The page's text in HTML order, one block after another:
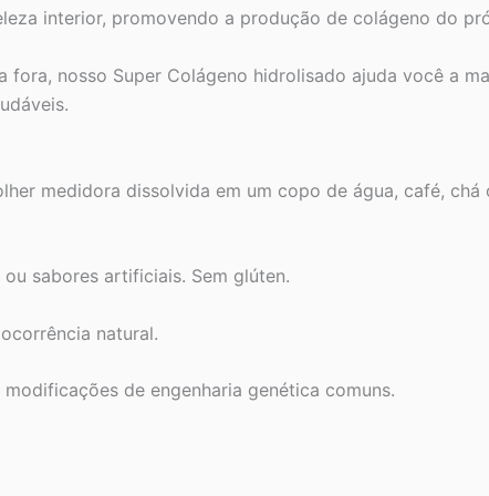
interior, promovendo a produção de colágeno do
nosso Super Colágeno hidrolisado ajuda você a
medidora dissolvida em um copo de água, café,
sabores artificiais. Sem glúten.
natural.
de engenharia genética comuns.